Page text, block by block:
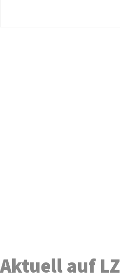
Aktuell auf LZ